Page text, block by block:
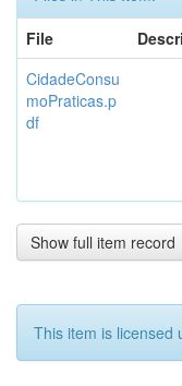
File
CidadeConsu
moPraticas.p
df
Show full item record
This item is licensed